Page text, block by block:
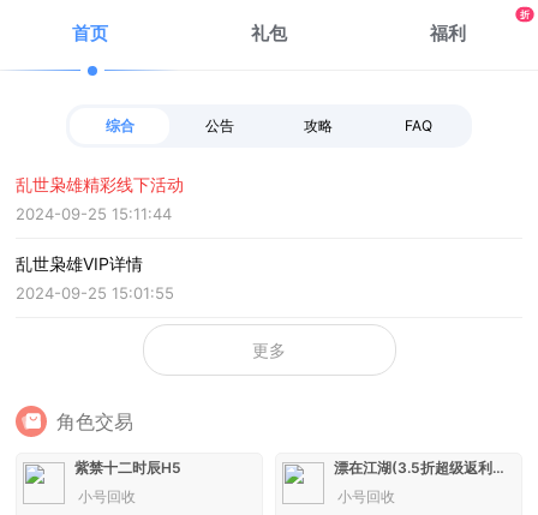
首页 礼包 福利
折
综合 公告 攻略 FAQ
乱世枭雄精彩线下活动
2024-09-25 15:11:44
乱世枭雄VIP详情
2024-09-25 15:01:55
更多
角色交易
紫禁十二时辰H5
小号回收
漂在江湖(3.5折超级返利版)H5
小号回收